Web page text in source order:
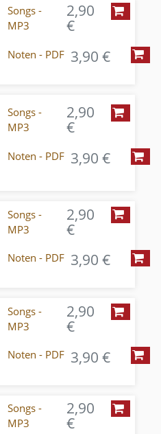
Songs -
MP3
2,90
€
Noten - PDF 3,90 €
Songs -
MP3
2,90
€
Noten - PDF 3,90 €
Songs -
MP3
2,90
€
Noten - PDF 3,90 €
Songs -
MP3
2,90
€
Noten - PDF 3,90 €
Songs -
MP3
2,90
€